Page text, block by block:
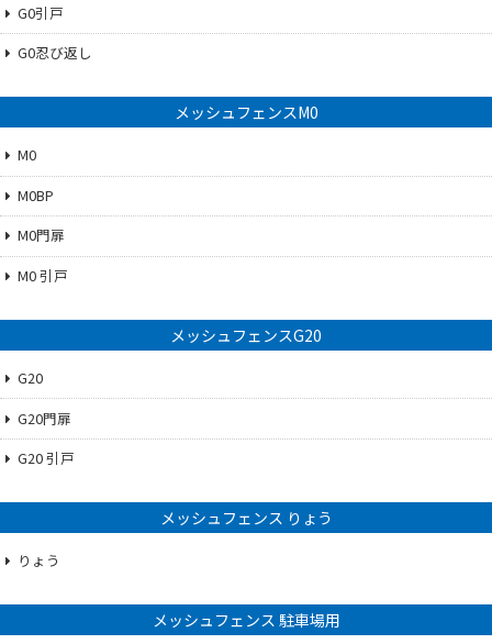
G0引戸
G0忍び返し
メッシュフェンスM0
M0
M0BP
M0門扉
M0 引戸
メッシュフェンスG20
G20
G20門扉
G20 引戸
メッシュフェンス りょう
りょう
メッシュフェンス 駐車場用